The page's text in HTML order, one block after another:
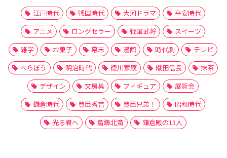
江戸時代 戦国時代 大河ドラマ
平安時代
アニメ
ロングセラー 戦国武将
スイーツ
雑学
お菓子 幕末 漫画 時代劇
テレビ
べらぼう
明治時代 徳川家康 織田信長
抹茶
デザイン
文房具 フィギュア
展覧会
鎌倉時代
豊臣秀吉 豊臣兄弟！
昭和時代
光る君へ
葛飾北斎 鎌倉殿の13人